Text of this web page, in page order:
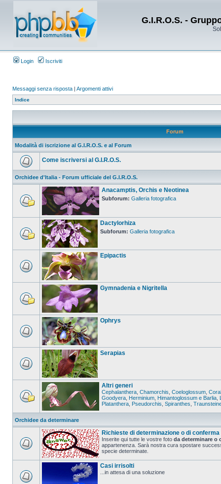
G.I.R.O.S. -
Login Iscriviti
Messaggi senza risposta | Argomenti attivi
Indice
Forum
Modalità di iscrizione al G.I.R.O.S. e al Forum
Come iscriversi al G.I.R.O.S.
Orchidee d'Italia - Forum ufficiale del G.I.R.O.S.
Anacamptis, Orchis e Neotinea
Subforum: Galleria fotografica
Dactylorhiza
Subforum: Galleria fotografica
Epipactis
Gymnadenia e Nigritella
Ophrys
Serapias
Altri generi
Cephalanthera Chamorchis Coeloglossum
Goodyera Herminium Himantoglossum e Barlia
Platanthera Pseudorchis Spiranthes
Orchidee da determinare
Richieste di determinazione o di conferma
Inserite qui tutte le vostre foto da determinare o
appartenenza. Sarà nostra cura spostare
specie determinate.
Casi irrisolti
...in attesa di una soluzione